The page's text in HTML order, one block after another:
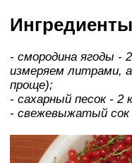
Ингредиенты
- смородина ягоды -
измеряем литрами,
проще);
- сахарный песок - 2
- свежевыжатый сок